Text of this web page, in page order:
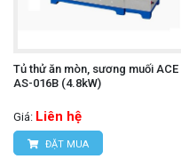
Tủ thử ăn mòn, sương muối ACE
AS-016B (4.8kW)
Giá: Liên hệ
ĐẶT MUA